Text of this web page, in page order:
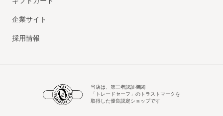
企業サイト
採用情報
当店は、第三者認証機関
「トレードセーフ」のトラストマークを
取得した優良認定ショップです